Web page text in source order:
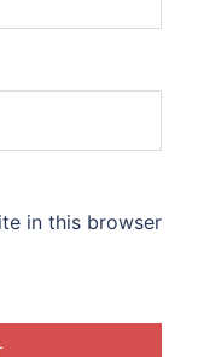
in this browser